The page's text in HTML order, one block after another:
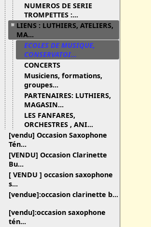
NUMEROS DE SERIE
TROMPETTES :...
LIENS : LUTHIERS, ATELIERS,
MA...
ECOLES DE MUSIQUE,
CONSERVATOI...
CONCERTS
Musiciens, formations,
groupes...
PARTENAIRES: LUTHIERS,
MAGASIN...
LES FANFARES,
ORCHESTRES , ANI...
[vendu] Occasion Saxophone
Tén...
[VENDU] Occasion Clarinette
Bu...
[ VENDU ] occasion saxophone
s...
[vendue]:occasion clarinette b...
[vendu]:occasion saxophone
tén...